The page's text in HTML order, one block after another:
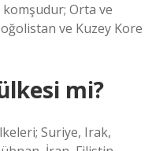
komşudur; Orta ve
ve Kuzey Kore
mi?
Suriye, Irak,